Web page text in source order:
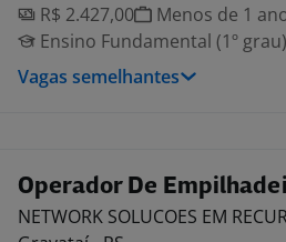
R$ 2.427,00
Menos de 1
Ensino Fundamental (1º grau)
Vagas semelhantes
Operador De
NETWORK SOLUCOES EM